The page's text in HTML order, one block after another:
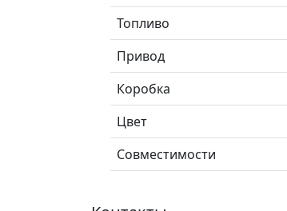
Топливо
Привод
Коробка
Цвет
Совместимости